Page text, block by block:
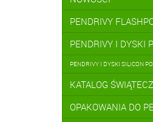
PENDRIVY
PENDRIVY I DYSKI
PENDRIVY I DYSKI SILICON
KATALOG
OPAKOWANIA DO